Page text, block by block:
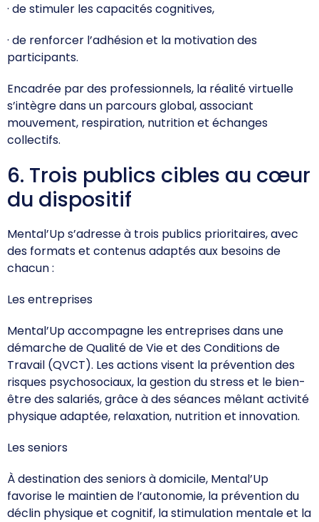
· de stimuler les capacités cognitives,
· de renforcer l’adhésion et la motivation des
participants.
Encadrée par des professionnels, la réalité virtuelle
s’intègre dans un parcours global, associant
mouvement, respiration, nutrition et échanges
collectifs.
6. Trois publics cibles au cœur
du dispositif
Mental’Up s’adresse à trois publics prioritaires, avec
des formats et contenus adaptés aux besoins de
chacun :
Les entreprises
Mental’Up accompagne les entreprises dans une
démarche de Qualité de Vie et des Conditions de
Travail (QVCT). Les actions visent la prévention des
risques psychosociaux, la gestion du stress et le bien-
être des salariés, grâce à des séances mêlant activité
physique adaptée, relaxation, nutrition et innovation.
Les seniors
À destination des seniors à domicile, Mental’Up
favorise le maintien de l’autonomie, la prévention du
déclin physique et cognitif, la stimulation mentale et la